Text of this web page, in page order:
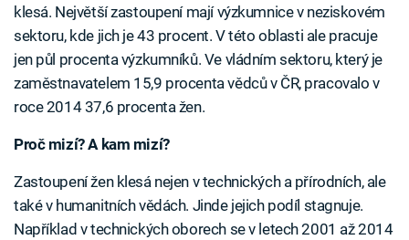
klesá. Největší zastoupení mají výzkumnice v neziskovém
sektoru, kde jich je 43 procent. V této oblasti ale pracuje
jen půl procenta výzkumníků. Ve vládním sektoru, který je
zaměstnavatelem 15,9 procenta vědců v ČR, pracovalo v
roce 2014 37,6 procenta žen.
Proč mizí? A kam mizí?
Zastoupení žen klesá nejen v technických a přírodních, ale
také v humanitních vědách. Jinde jejich podíl stagnuje.
Například v technických oborech se v letech 2001 až 2014